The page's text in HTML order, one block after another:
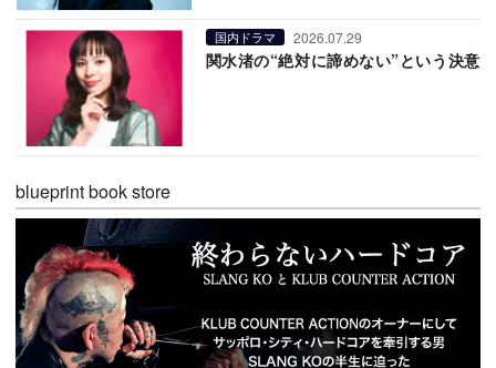
国内ドラマ 2026.07.29
関水渚の“絶対に諦めない”という決意
blueprint book store